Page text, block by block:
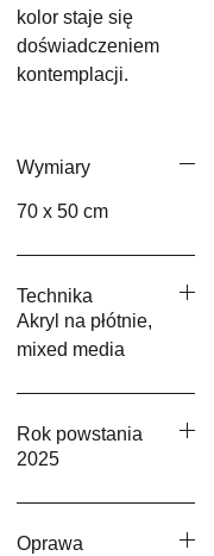
kolor staje się
doświadczeniem
kontemplacji.
Wymiary
70 x 50 cm
Technika
Akryl na płótnie,
mixed media
Rok powstania
2025
Oprawa